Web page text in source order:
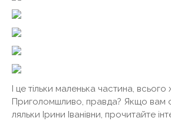
І це тільки маленька частина, всього
Приголомшливо, правда? Якщо вам
ляльки Ірини Іванівни, прочитайте